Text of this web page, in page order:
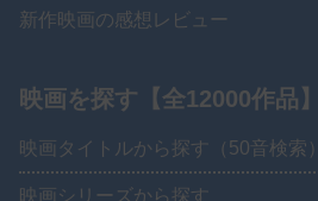
新作映画の感想レビュー
映画を探す【全12000作品】
映画タイトルから探す（50音検索）
映画シリーズから探す